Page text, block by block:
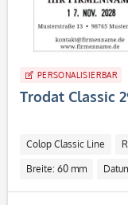
PERSONALISIERBAR
Trodat Classic
Colop Classic Line
Breite: 60 mm